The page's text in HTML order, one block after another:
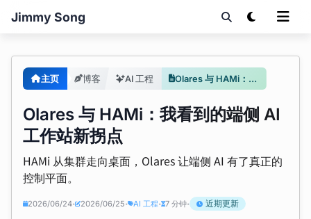
Jimmy Song
主页 博客 AI 工程 Olares 与 HAMi：端侧 AI 工作站新拐点
Olares 与 HAMi：我看到的端侧 AI
工作站新拐点
HAMi 从集群走向桌面，Olares 让端侧 AI 有了真正的
控制平面。
2026/06/24• 2026/06/25 • AI 工程 • 7 分钟• 近期更新